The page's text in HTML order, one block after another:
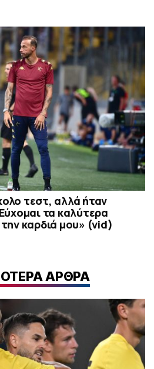
τεστ, αλλά ήταν
τα καλύτερα
καρδιά μου» (vid)
ΑΡΘΡΑ